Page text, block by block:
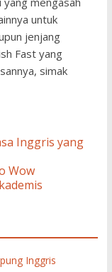
untuk
jenjang
Fast yang
simak
Inggris yang
Wow
Inggris